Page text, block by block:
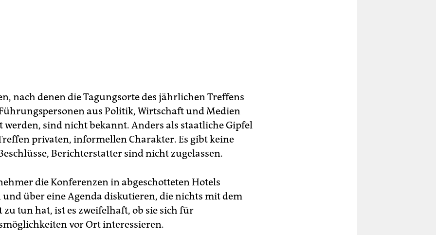
nach denen die Tagungsorte des jährlichen Treffens
aus Politik, Wirtschaft und Medien
werden, sind nicht bekannt. Anders als staatliche Gipfel
privaten, informellen Charakter. Es gibt keine
Berichterstatter sind nicht zugelassen.
die Konferenzen in abgeschotteten Hotels
über eine Agenda diskutieren, die nichts mit dem
zu tun hat, ist es zweifelhaft, ob sie sich für
vor Ort interessieren.